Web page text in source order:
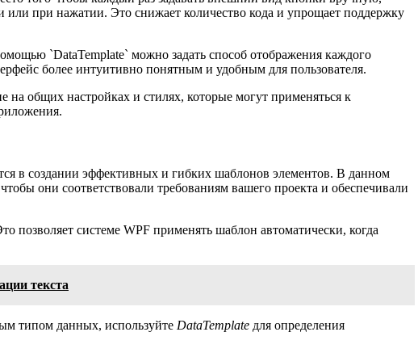
или при нажатии. Это снижает количество кода и упрощает поддержку
`DataTemplate` можно задать способ отображения каждого
более интуитивно понятным и удобным для пользователя.
на общих настройках и стилях, которые могут применяться к
в создании эффективных и гибких шаблонов элементов. В данном
они соответствовали требованиям вашего проекта и обеспечивали
позволяет системе WPF применять шаблон автоматически, когда
текста
типом данных, используйте DataTemplate для определения